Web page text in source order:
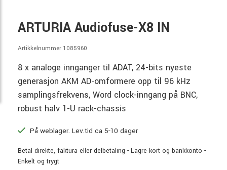
ARTURIA Audiofuse-X8 IN
Artikkelnummer 1085960
8 x analoge innganger til ADAT, 24-bits nyeste
generasjon AKM AD-omformere opp til 96 kHz
samplingsfrekvens, Word clock-inngang på BNC,
robust halv 1-U rack-chassis
På weblager. Lev.tid ca 5-10 dager
Betal direkte, faktura eller delbetaling - Lagre kort og bankkonto -
Enkelt og trygt